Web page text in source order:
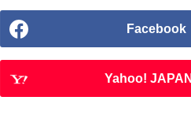
Facebook
Yahoo!